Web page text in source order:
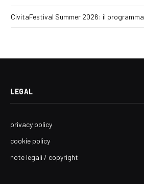
CivitaFestival Summer 2026: il programma
LEGAL
privacy policy
cookie policy
note legali / copyright